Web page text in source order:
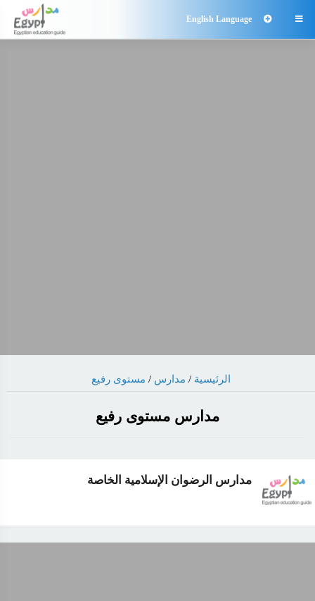

English Language
الرئيسية / مدارس / مستوى رفيع
مدارس مستوى رفيع
مدارس الرضوان الإسلامية الخاصة